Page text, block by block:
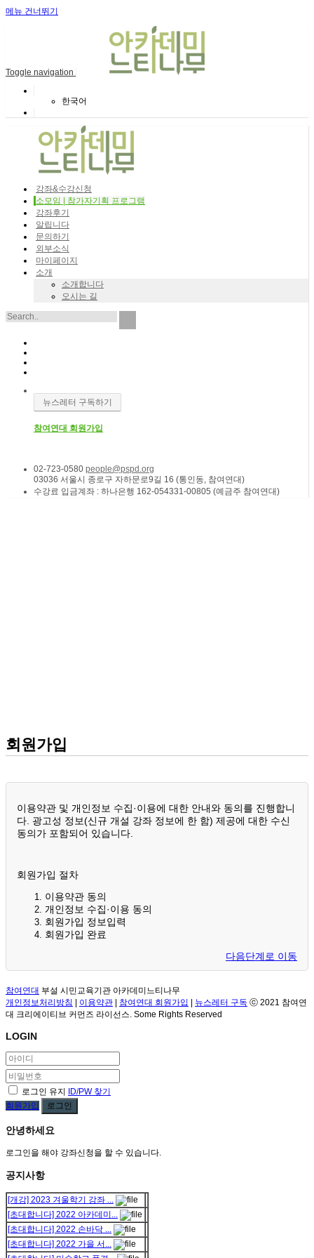
메뉴 건너뛰기
Toggle navigation
한국어
강좌&수강신청
소모임 | 참가자기획 프로그램
강좌후기
알립니다
문의하기
외부소식
마이페이지
소개
소개합니다
오시는 길
뉴스레터 구독하기
참여연대 회원가입
02-723-0580 people@pspd.org
03036 서울시 종로구 자하문로9길 16 (통인동, 참여연대)
수강료 입금계좌 : 하나은행 162-054331-00805 (예금주 참여연대)
회원가입
이용약관 및 개인정보 수집·이용에 대한 안내와 동의를 진행합니
다. 광고성 정보(신규 개설 강좌 정보에 한 함) 제공에 대한 수신
동의가 포함되어 있습니다.
회원가입 절차
이용약관 동의
개인정보 수집·이용 동의
회원가입 정보입력
회원가입 완료
다음단계로 이동
참여연대 부설 시민교육기관 아카데미느티나무
개인정보처리방침 | 이용약관 | 참여연대 회원가입 | 뉴스레터 구독 ⓒ 2021 참여연
대 크리에이티브 커먼즈 라이선스. Some Rights Reserved
LOGIN
로그인 유지
ID/PW 찾기
회원가입
로그인
안녕하세요
로그인을 해야 강좌신청을 할 수 있습니다.
공지사항
[개강] 2023 겨울학기 강좌 ...
[초대합니다] 2022 아카데미...
[초대합니다] 2022 손바닥 ...
[초대합니다] 2022 가을 서...